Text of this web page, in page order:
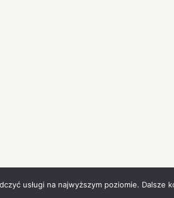
usługi na najwyższym poziomie.